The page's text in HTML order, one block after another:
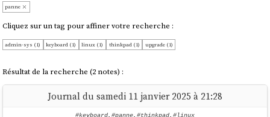
panne
Cliquez sur un tag pour affiner votre recherche :
admin-sys (1) keyboard (1) linux (1) thinkpad (1) upgrade (1)
Résultat de la recherche (2 notes) :
Journal du samedi 11 janvier 2025 à 21:28
#keyboard, #panne, #thinkpad, #linux